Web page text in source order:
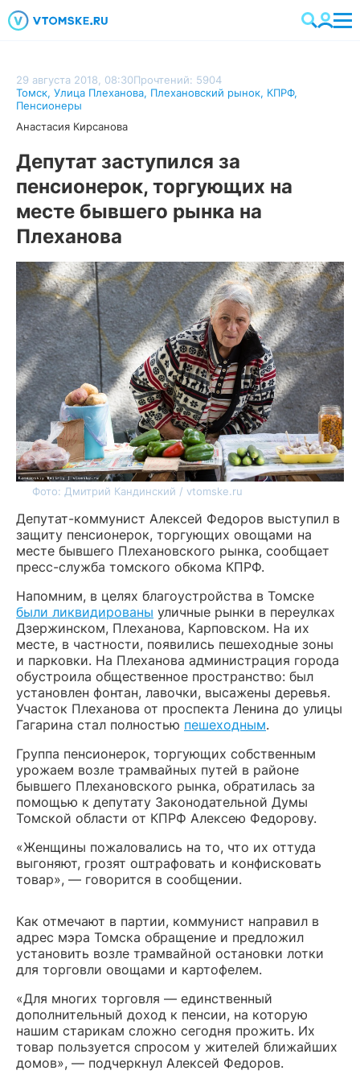
29 августа 2018, 08:30Прочтений: 5904
Томск, Улица Плеханова, Плехановский рынок, КПРФ,
Пенсионеры
Анастасия Кирсанова
Депутат заступился за
пенсионерок, торгующих на
месте бывшего рынка на
Плеханова
Фото: Дмитрий Кандинский / vtomske.ru
Депутат-коммунист Алексей Федоров выступил в
защиту пенсионерок, торгующих овощами на
месте бывшего Плехановского рынка, сообщает
пресс-служба томского обкома КПРФ.
Напомним, в целях благоустройства в Томске
были ликвидированы уличные рынки в переулках
Дзержинском, Плеханова, Карповском. На их
месте, в частности, появились пешеходные зоны
и парковки. На Плеханова администрация города
обустроила общественное пространство: был
установлен фонтан, лавочки, высажены деревья.
Участок Плеханова от проспекта Ленина до улицы
Гагарина стал полностью пешеходным.
Группа пенсионерок, торгующих собственным
урожаем возле трамвайных путей в районе
бывшего Плехановского рынка, обратилась за
помощью к депутату Законодательной Думы
Томской области от КПРФ Алексею Федорову.
«Женщины пожаловались на то, что их оттуда
выгоняют, грозят оштрафовать и конфисковать
товар», — говорится в сообщении.
Как отмечают в партии, коммунист направил в
адрес мэра Томска обращение и предложил
установить возле трамвайной остановки лотки
для торговли овощами и картофелем.
«Для многих торговля — единственный
дополнительный доход к пенсии, на которую
нашим старикам сложно сегодня прожить. Их
товар пользуется спросом у жителей ближайших
домов», — подчеркнул Алексей Федоров.